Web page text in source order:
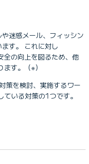
迷惑メール、フィッシン
す。 これに対し
全の向上を図るため、他
す。（※）
策を検討、実施するワー
いる対策の1つです。